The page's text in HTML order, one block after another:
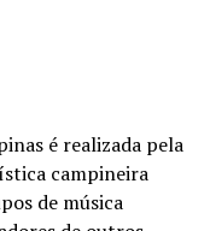
é realizada pela
campineira
de música